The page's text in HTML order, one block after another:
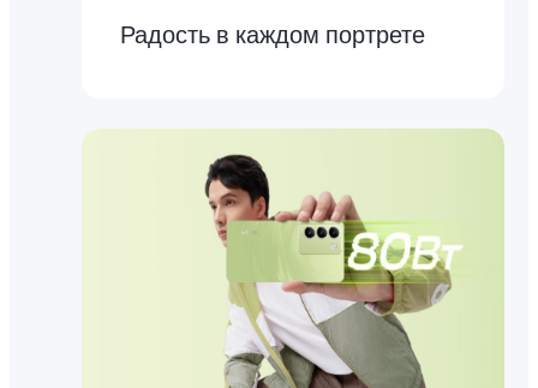
Радость в каждом портрете